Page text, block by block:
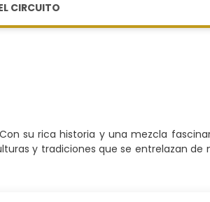
CIRCUITO
su rica historia y una mezcla
y tradiciones que se entrelazan